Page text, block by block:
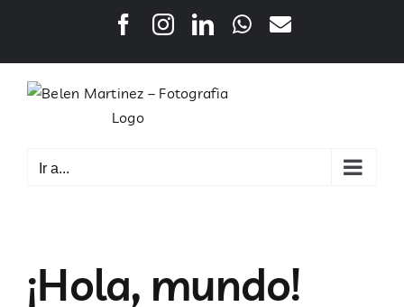
contenido
Facebook
InstagramLinkedInWhatsApp
Correo
Ir a...
¡Hola, mundo!